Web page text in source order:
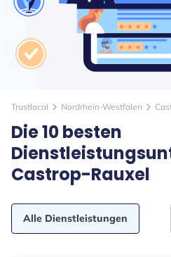
Trustlocal arrow_forward_ios Nordrhein-Westfalen arrow_forward_ios
Die 10 besten
Castrop-Rauxel
Alle Dienstleistungen